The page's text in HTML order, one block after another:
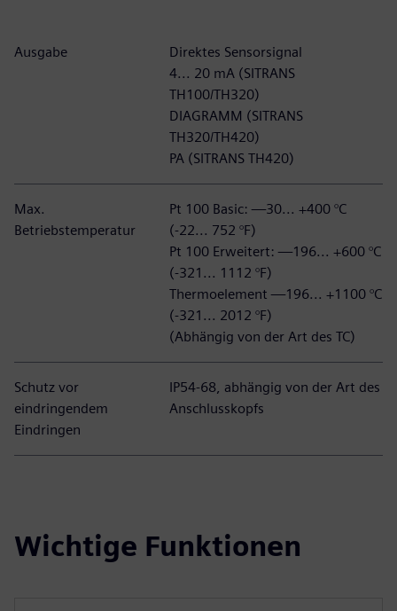
Ausgabe
Direktes Sensorsignal
4... 20 mA (SITRANS
TH100/TH320)
DIAGRAMM (SITRANS
TH320/TH420)
PA (SITRANS TH420)
Max.
Betriebstemperatur
Pt 100 Basic: —30... +400 °C
(-22... 752 °F)
Pt 100 Erweitert: —196... +600 °C
(-321... 1112 °F)
Thermoelement —196... +1100 °C
(-321... 2012 °F)
(Abhängig von der Art des TC)
Schutz vor
eindringendem
Eindringen
IP54-68, abhängig von der Art des
Anschlusskopfs
Wichtige Funktionen